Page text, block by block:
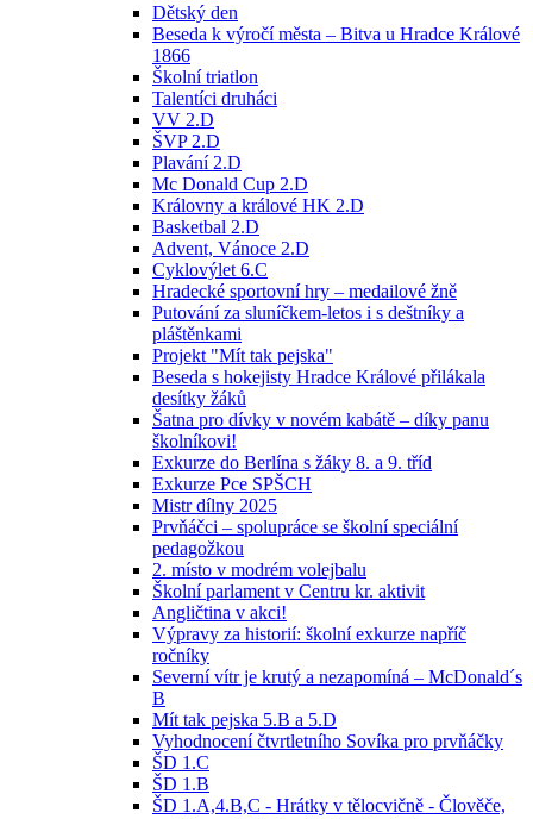
Dětský den
Beseda k výročí města – Bitva u Hradce Králové
1866
Školní triatlon
Talentíci druháci
VV 2.D
ŠVP 2.D
Plavání 2.D
Mc Donald Cup 2.D
Královny a králové HK 2.D
Basketbal 2.D
Advent, Vánoce 2.D
Cyklovýlet 6.C
Hradecké sportovní hry – medailové žně
Putování za sluníčkem-letos i s deštníky a
pláštěnkami
Projekt "Mít tak pejska"
Beseda s hokejisty Hradce Králové přilákala
desítky žáků
Šatna pro dívky v novém kabátě – díky panu
školníkovi!
Exkurze do Berlína s žáky 8. a 9. tříd
Exkurze Pce SPŠCH
Mistr dílny 2025
Prvňáčci – spolupráce se školní speciální
pedagožkou
2. místo v modrém volejbalu
Školní parlament v Centru kr. aktivit
Angličtina v akci!
Výpravy za historií: školní exkurze napříč
ročníky
Severní vítr je krutý a nezapomíná – McDonald´s
B
Mít tak pejska 5.B a 5.D
Vyhodnocení čtvrtletního Sovíka pro prvňáčky
ŠD 1.C
ŠD 1.B
ŠD 1.A,4.B,C - Hrátky v tělocvičně - Člověče,